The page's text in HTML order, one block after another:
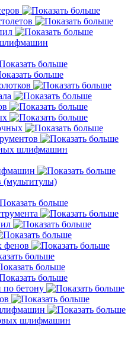
шлифмашин
(мультитулы)
фенов
бетону
шлифмашин